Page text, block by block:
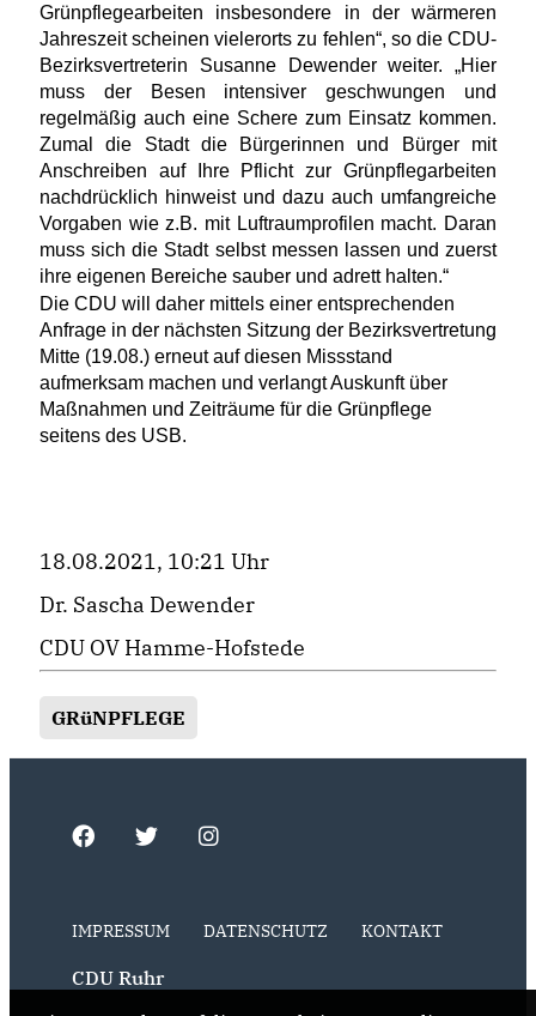
Grünpflegearbeiten insbesondere in der wärmeren
Jahreszeit scheinen vielerorts zu fehlen“, so die CDU-
Bezirksvertreterin Susanne Dewender weiter. „Hier
muss der Besen intensiver geschwungen und
regelmäßig auch eine Schere zum Einsatz kommen.
Zumal die Stadt die Bürgerinnen und Bürger mit
Anschreiben auf Ihre Pflicht zur Grünpflegarbeiten
nachdrücklich hinweist und dazu auch umfangreiche
Vorgaben wie z.B. mit Luftraumprofilen macht. Daran
muss sich die Stadt selbst messen lassen und zuerst
ihre eigenen Bereiche sauber und adrett halten.“
Die CDU will daher mittels einer entsprechenden
Anfrage in der nächsten Sitzung der Bezirksvertretung
Mitte (19.08.) erneut auf diesen Missstand
aufmerksam machen und verlangt Auskunft über
Maßnahmen und Zeiträume für die Grünpflege
seitens des USB.
18.08.2021, 10:21 Uhr
Dr. Sascha Dewender
CDU OV Hamme-Hofstede
GRüNPFLEGE
IMPRESSUM DATENSCHUTZ KONTAKT
CDU Ruhr